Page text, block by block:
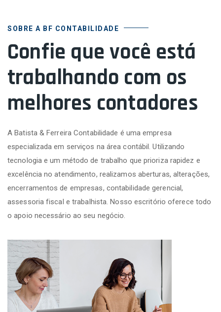
SOBRE A BF CONTABILIDADE
Confie que você está
trabalhando com os
melhores contadores
A Batista & Ferreira Contabilidade é uma empresa
especializada em serviços na área contábil. Utilizando
tecnologia e um método de trabalho que prioriza rapidez e
excelência no atendimento, realizamos aberturas, alterações,
encerramentos de empresas, contabilidade gerencial,
assessoria fiscal e trabalhista. Nosso escritório oferece todo
o apoio necessário ao seu negócio.